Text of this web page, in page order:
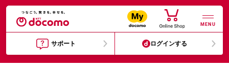
MENU
サポート ログインする